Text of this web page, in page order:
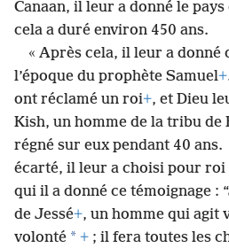
Canaan, il leur a donné le
cela a duré environ 450 ans.
« Après cela, il leur a donné
l’époque du prophète Samuel+
ont réclamé un roi+, et Dieu
Kish, un homme de la tribu de
régné sur eux pendant 40 ans.
écarté, il leur a choisi pour roi
qui il a donné ce témoignage :
de Jessé+, un homme qui agit
volonté * + ; il fera toutes les